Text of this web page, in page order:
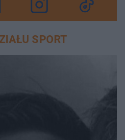
SPORT